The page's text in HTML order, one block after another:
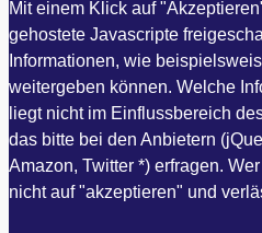
Mit einem Klick auf
gehostete Javascripte
Informationen, wie
weitergeben können. Welche
liegt nicht im Einflussbereich
das bitte bei den Anbietern
Amazon, Twitter *) erfragen.
nicht auf "akzeptieren" und